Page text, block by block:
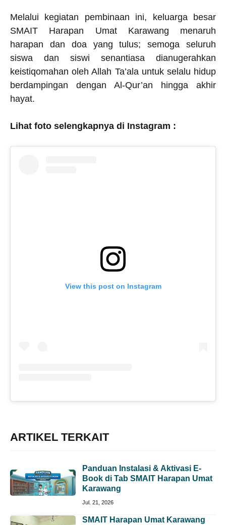
Melalui kegiatan pembinaan ini, keluarga besar
SMAIT Harapan Umat Karawang menaruh
harapan dan doa yang tulus; semoga seluruh
siswa dan siswi senantiasa dianugerahkan
keistiqomahan oleh Allah Ta’ala untuk selalu hidup
berdampingan dengan Al-Qur’an hingga akhir
hayat.
Lihat foto selengkapnya di Instagram :
View this post on Instagram
ARTIKEL TERKAIT
Panduan Instalasi & Aktivasi E-
Book di Tab SMAIT Harapan Umat
Karawang
Jul. 21, 2026
SMAIT Harapan Umat Karawang